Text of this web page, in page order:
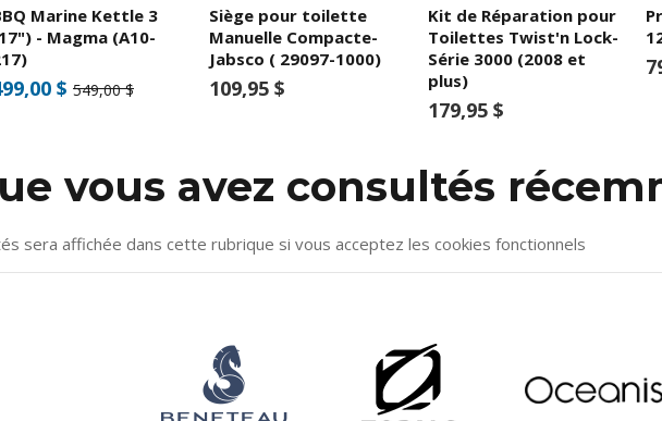
Marine Kettle 3
- Magma (A10-
$ 549,00 $
Siège pour toilette
Manuelle Compacte-
Jabsco ( 29097-1000)
109,95 $
Kit de Réparation pour
Toilettes Twist'n Lock-
Série 3000 (2008 et
plus)
179,95 $
vous avez consultés
sera affichée dans cette rubrique si vous acceptez les cookies fonctionnels